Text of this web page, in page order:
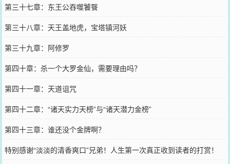
第三十七章：东王公吞噬饕餮
第三十八章：天王盖地虎，宝塔镇河妖
第三十九章：阿修罗
第四十章：杀一个大罗金仙，需要理由吗？
第四十一章：天道诅咒
第四十二章：“诸天实力天榜”与“诸天潜力金榜”
第四十三章：谁还没个金牌啊？
特别感谢“淡淡的清香爽口”兄弟！人生第一次真正收到读者的打赏！